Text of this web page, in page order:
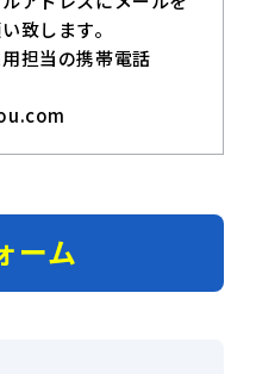
致します。
当の携帯電話
ーム